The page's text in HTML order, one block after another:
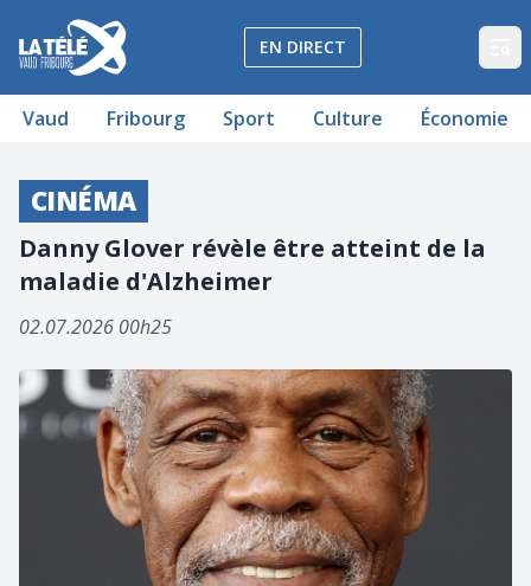
La Télé - Télévision régionale Vaud et Fribourg
EN DIRECT
Vaud Fribourg Sport Culture Économie
CINÉMA
Danny Glover révèle être atteint de la
maladie d'Alzheimer
02.07.2026 00h25